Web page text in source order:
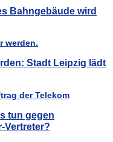
Bahngebäude wird
Stadt Leipzig lädt
tun gegen
Vertreter?